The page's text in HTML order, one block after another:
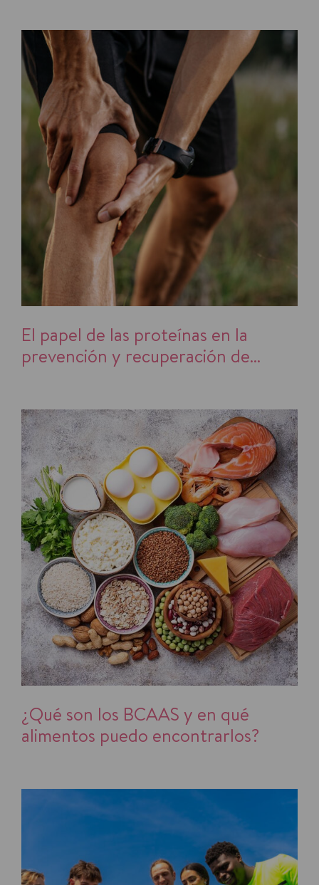
El papel de las proteínas en la
prevención y recuperación de
¿Qué son los BCAAS y en qué
alimentos puedo encontrarlos?